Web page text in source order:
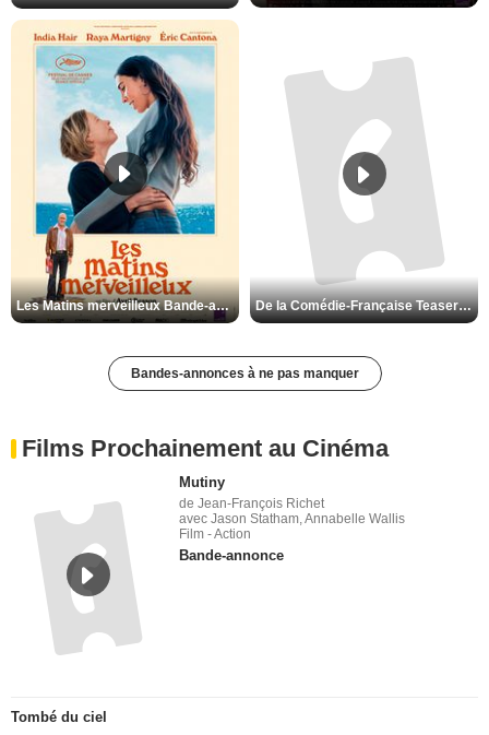
Les Matins merveilleux Bande-annonce VF De la Comédie-Française Teaser VF
Bandes-annonces à ne pas manquer
Films Prochainement au Cinéma
Mutiny
de Jean-François Richet
avec Jason Statham, Annabelle Wallis
Film - Action
Bande-annonce
Tombé du ciel